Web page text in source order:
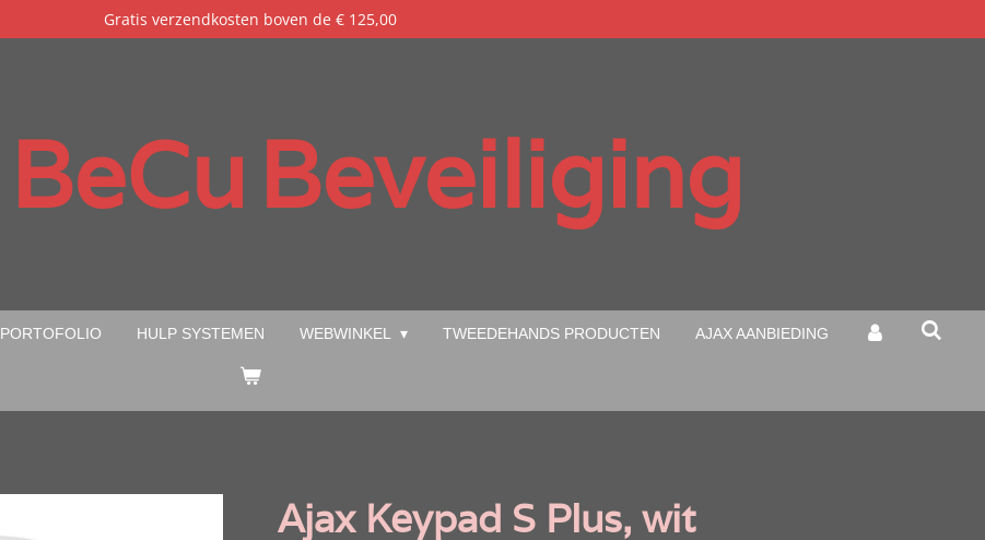
Gratis verzendkosten boven de € 125,00
BeCu Beveiliging
PORTOFOLIO HULP SYSTEMEN WEBWINKEL TWEEDEHANDS PRODUCTEN AJAX AANBIEDING
Ajax Keypad S Plus, wit